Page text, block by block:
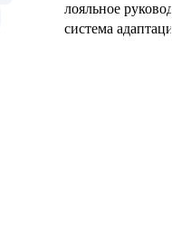
лояльное
система